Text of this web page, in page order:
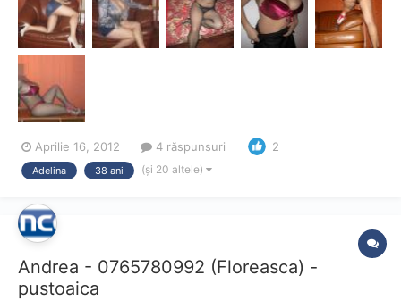
fotografiile d-nei, dar in special de sanii...
Aprilie 16, 2012 4 răspunsuri 2
Adelina 38 ani (și 20 altele)
Andrea - 0765780992 (Floreasca) -
pustoaica